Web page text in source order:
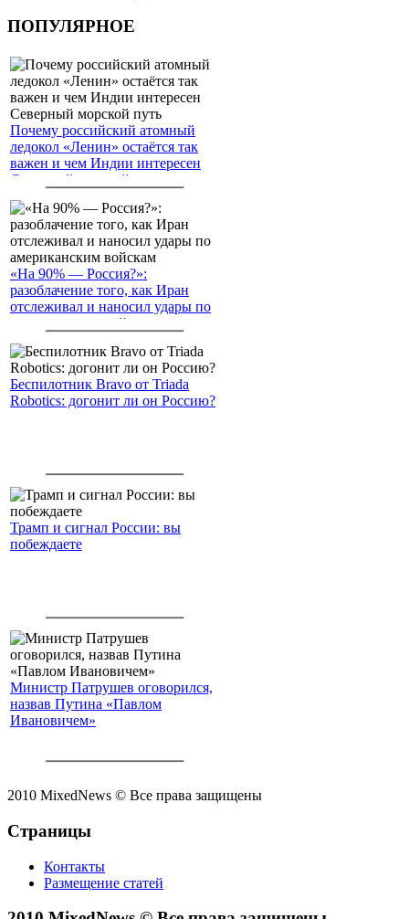
ПОПУЛЯРНОЕ
Почему российский атомный
ледокол «Ленин» остаётся так
важен и чем Индии интересен
Северный морской путь
«На 90% — Россия?»:
разоблачение того, как Иран
отслеживал и наносил удары по
американским войскам
Беспилотник Bravo от Triada
Robotics: догонит ли он Россию?
Трамп и сигнал России: вы
побеждаете
Министр Патрушев оговорился,
назвав Путина «Павлом
Ивановичем»
2010 MixedNews © Все права защищены
Страницы
Контакты
Размещение статей